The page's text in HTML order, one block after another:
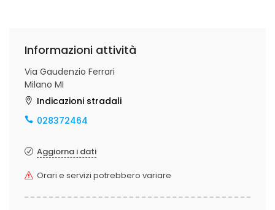
Informazioni attività
Via Gaudenzio Ferrari
Milano MI
Indicazioni stradali
028372464
Aggiorna i dati
Orari e servizi potrebbero variare